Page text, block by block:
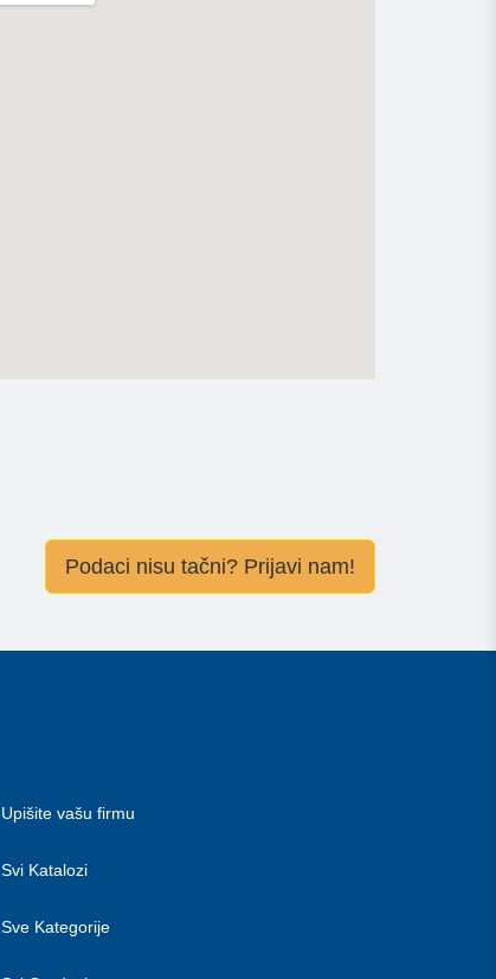
Podaci nisu tačni? Prijavi nam!
Upišite vašu firmu
Svi Katalozi
Sve Kategorije